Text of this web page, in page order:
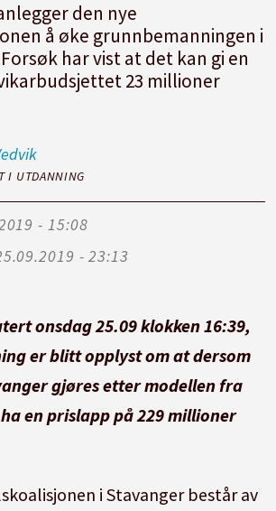
den nye
å øke grunnbemanningen i
har vist at det kan gi en
23 millioner
I UTDANNING
- 15:08
25.09.2019 - 23:13
onsdag 25.09 klokken 16:39,
er blitt opplyst om at dersom
gjøres etter modellen fra
en prislapp på 229 millioner
i Stavanger består av